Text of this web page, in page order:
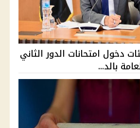
دخول امتحانات الدور الثاني